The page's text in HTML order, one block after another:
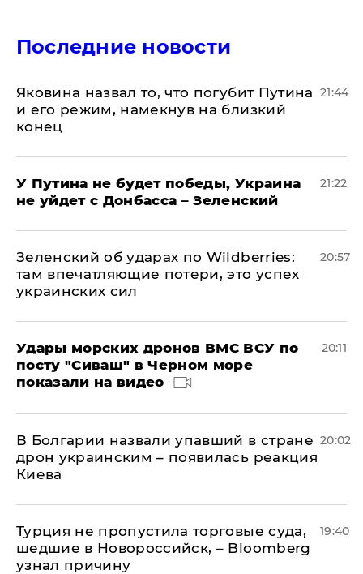
Последние новости
Яковина назвал то, что погубит Путина
и его режим, намекнув на близкий
конец
21:44
У Путина не будет победы, Украина
не уйдет с Донбасса – Зеленский
21:22
Зеленский об ударах по Wildberries:
там впечатляющие потери, это успех
украинских сил
20:57
Удары морских дронов ВМС ВСУ по
посту "Сиваш" в Черном море
показали на видео
20:11
В Болгарии назвали упавший в стране
дрон украинским – появилась реакция
Киева
20:02
Турция не пропустила торговые суда,
шедшие в Новороссийск, – Bloomberg
узнал причину
19:40